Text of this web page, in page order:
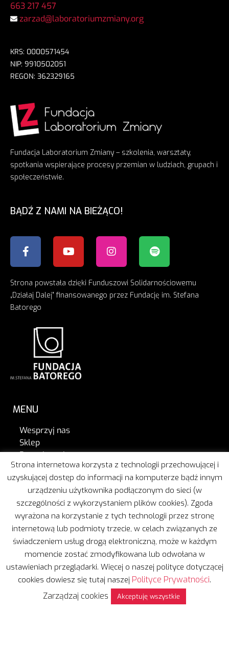
Fundacja Laboratorium Zmiany – szkolenia, warsztaty,
spotkania wspierające procesy przemian w ludziach, grupach i
społeczeństwie.
BĄDŹ Z NAMI NA BIEŻĄCO!
Strona powstała dzięki Funduszowi Solidarnościowemu
„Działaj Dalej” finansowanego przez Fundację im. Stefana
Batorego
MENU
Wesprzyj nas
Sklep
Poznajmy się
Tak działamy
Aktualności
Do pobrania
Publikacje
Konto – sklep
Regulamin sklepu
Kontakt
W naszej pracy wspiera nas Freshmail.
663 217 457
zarzad@laboratoriumzmiany.org
KRS: 0000571454
NIP: 9910502051
REGON: 362329165
Strona internetowa korzysta z technologii przechowującej i
uzyskującej dostęp do informacji na komputerze bądź innym
urządzeniu użytkownika podłączonym do sieci (w
szczególności z wykorzystaniem plików cookies). Zgoda
wyrażona na korzystanie z tych technologii przez stronę
internetową lub podmioty trzecie, w celach związanych ze
świadczeniem usług drogą elektroniczną, może w każdym
momencie zostać zmodyfikowana lub odwołana w
ustawieniach przeglądarki. Więcej o naszej polityce dotyczącej
cookies dowiesz się tutaj naszej Polityce Prywatności.
Zarządzaj cookies Akceptuję wszystkie